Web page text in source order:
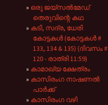
ഒരു ജയ്സൽമേഡ്
തെരുവിന്റെ കഥ
കടി, സദ്ര, ധേരി
കോട്ടകൾ (കോട്ടകൾ #
133, 134 & 135) (ദിവസം #
120 - രാത്രി 11:59)
കാമാഖ്യ ക്ഷേത്രം
കാസിരംഗ നാഷണൽ
പാർക്ക്
കാസിരംഗ വഴി